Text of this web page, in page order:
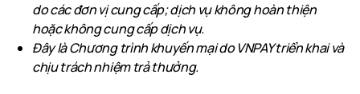
do các đơn vị cung cấp; dịch vụ không hoàn thiện
hoặc không cung cấp dịch vụ.
Đây là Chương trình khuyến mại do VNPAY triển khai và
chịu trách nhiệm trả thưởng.